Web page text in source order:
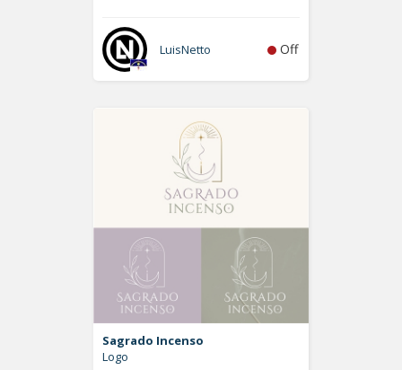
LuisNetto Off
Sagrado Incenso
Logo